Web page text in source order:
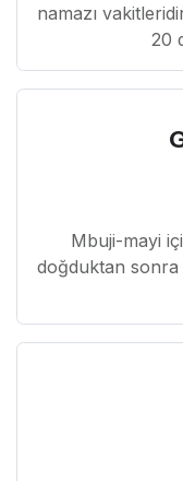
namazı
20
Mbuji-mayi
doğduktan